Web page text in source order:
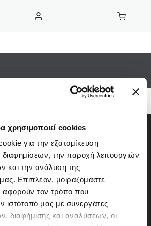
χρησιμοποιεί cookies
για την εξατομίκευση
διαφημίσεων, την παροχή λειτουργιών
και την ανάλυση της
Επιπλέον, μοιραζόμαστε
αφορούν τον τρόπο που
ιστότοπό μας με συνεργάτες
διαφήμισης και αναλύσεων, οι
Δημήτριος